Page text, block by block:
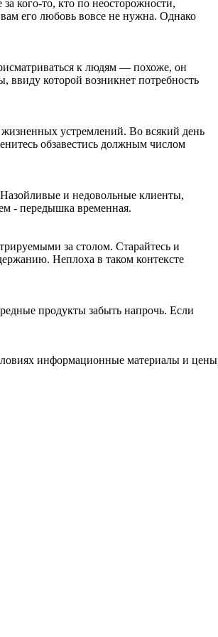
кого-то, кто по неосторожности,
его любовь вовсе не нужна. Однако
к людям — похоже, он
ввиду которой возникнет потребность
устремлений. Во всякий день
обзавестись должным числом
и недовольные клиенты,
- передышка временная.
за столом. Старайтесь и
Неплоха в таком контексте
продукты забыть напрочь. Если
информационные материалы и